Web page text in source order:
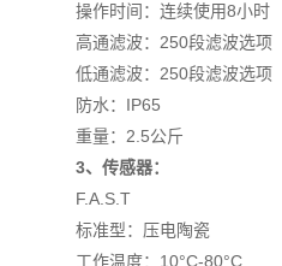
操作时间：连续使用8小时
高通滤波：250段滤波选项
低通滤波：250段滤波选项
防水：IP65
重量：2.5公斤
3、传感器：
F.A.S.T
标准型：压电陶瓷
工作温度：10°C-80°C